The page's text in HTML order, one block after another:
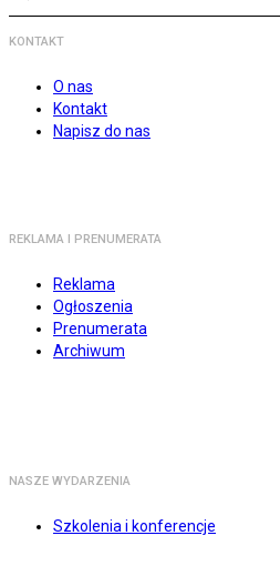
KONTAKT
O nas
Kontakt
Napisz do nas
REKLAMA I PRENUMERATA
Reklama
Ogłoszenia
Prenumerata
Archiwum
NASZE WYDARZENIA
Szkolenia i konferencje